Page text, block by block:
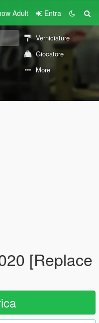
Adult Entra
Verniciature
Giocatore
More
[Replace